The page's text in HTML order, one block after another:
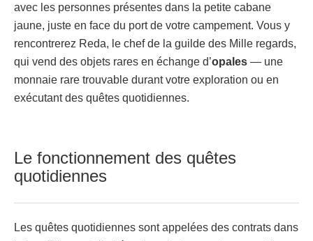
avec les personnes présentes dans la petite cabane
jaune, juste en face du port de votre campement. Vous y
rencontrerez Reda, le chef de la guilde des Mille regards,
qui vend des objets rares en échange d’opales — une
monnaie rare trouvable durant votre exploration ou en
exécutant des quêtes quotidiennes.
Le fonctionnement des quêtes
quotidiennes
Les quêtes quotidiennes sont appelées des contrats dans